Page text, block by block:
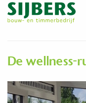
De